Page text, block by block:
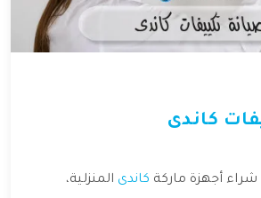
كاندى
شراء أجهزة ماركة كاندى المنزلية،